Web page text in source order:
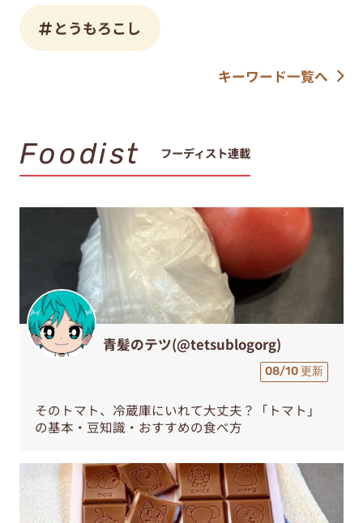
とうもろこし
キーワード一覧へ
Foodist フーディスト連載
青髪のテツ(@tetsublogorg)
08/10 更新
そのトマト、冷蔵庫にいれて大丈夫？「トマト」
の基本・豆知識・おすすめの食べ方